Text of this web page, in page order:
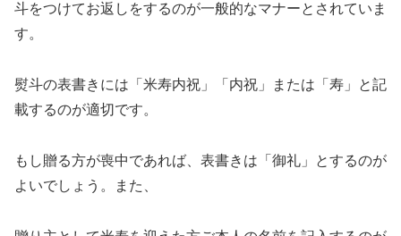
斗をつけてお返しをするのが一般的なマナーとされていま
す。
熨斗の表書きには「米寿内祝」「内祝」または「寿」と記
載するのが適切です。
もし贈る方が喪中であれば、表書きは「御礼」とするのが
よいでしょう。また、